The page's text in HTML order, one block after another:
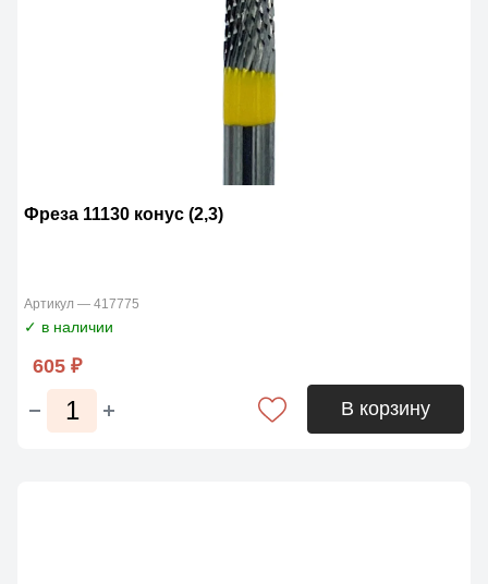
Фреза 11130 конус (2,3)
Артикул — 417775
✓ в наличии
605 ₽
В корзину